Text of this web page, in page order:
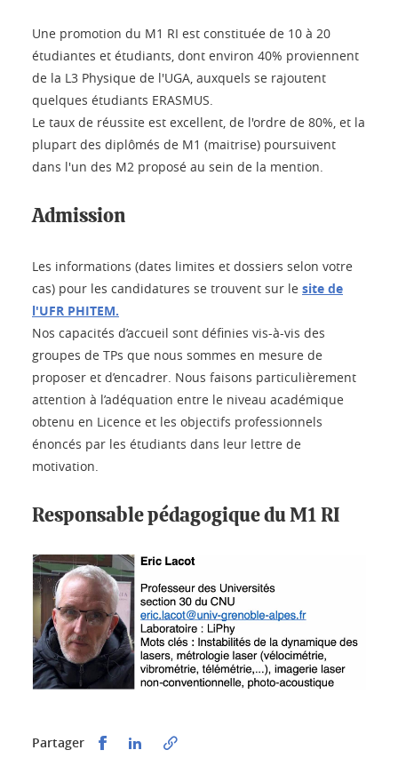
Une promotion du M1 RI est constituée de 10 à 20
étudiantes et étudiants, dont environ 40% proviennent
de la L3 Physique de l'UGA, auxquels se rajoutent
quelques étudiants ERASMUS.
Le taux de réussite est excellent, de l'ordre de 80%, et la
plupart des diplômés de M1 (maitrise) poursuivent
dans l'un des M2 proposé au sein de la mention.
Admission
Les informations (dates limites et dossiers selon votre
cas) pour les candidatures se trouvent sur le site de
l'UFR PHITEM.
Nos capacités d’accueil sont définies vis-à-vis des
groupes de TPs que nous sommes en mesure de
proposer et d’encadrer. Nous faisons particulièrement
attention à l’adéquation entre le niveau académique
obtenu en Licence et les objectifs professionnels
énoncés par les étudiants dans leur lettre de
motivation.
Responsable pédagogique du M1 RI
Partager Partager sur Facebook
Partager sur LinkedIn